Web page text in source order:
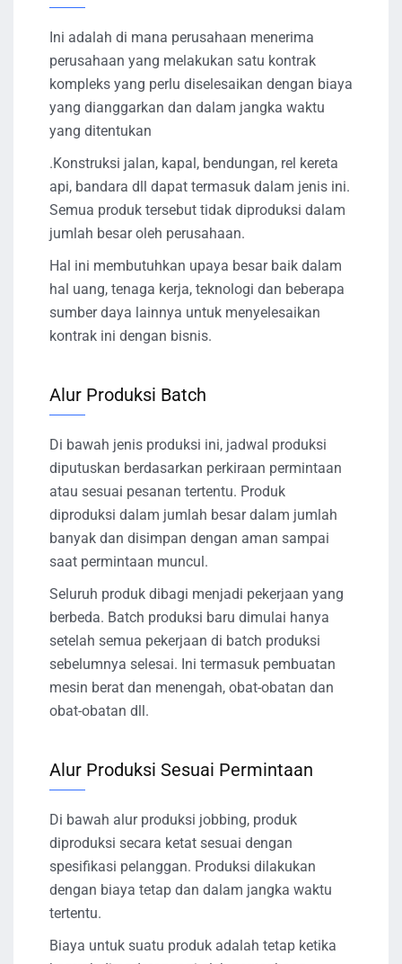
Ini adalah di mana perusahaan menerima
perusahaan yang melakukan satu kontrak
kompleks yang perlu diselesaikan dengan biaya
yang dianggarkan dan dalam jangka waktu
yang ditentukan
.Konstruksi jalan, kapal, bendungan, rel kereta
api, bandara dll dapat termasuk dalam jenis ini.
Semua produk tersebut tidak diproduksi dalam
jumlah besar oleh perusahaan.
Hal ini membutuhkan upaya besar baik dalam
hal uang, tenaga kerja, teknologi dan beberapa
sumber daya lainnya untuk menyelesaikan
kontrak ini dengan bisnis.
Alur Produksi Batch
Di bawah jenis produksi ini, jadwal produksi
diputuskan berdasarkan perkiraan permintaan
atau sesuai pesanan tertentu. Produk
diproduksi dalam jumlah besar dalam jumlah
banyak dan disimpan dengan aman sampai
saat permintaan muncul.
Seluruh produk dibagi menjadi pekerjaan yang
berbeda. Batch produksi baru dimulai hanya
setelah semua pekerjaan di batch produksi
sebelumnya selesai. Ini termasuk pembuatan
mesin berat dan menengah, obat-obatan dan
obat-obatan dll.
Alur Produksi Sesuai Permintaan
Di bawah alur produksi jobbing, produk
diproduksi secara ketat sesuai dengan
spesifikasi pelanggan. Produksi dilakukan
dengan biaya tetap dan dalam jangka waktu
tertentu.
Biaya untuk suatu produk adalah tetap ketika